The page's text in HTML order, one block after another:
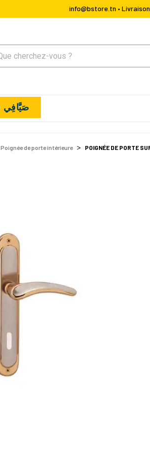
info@bstore.tn •
صَيَّافِي
Poignée de porte intérieure POIGNÉE DE PORTE